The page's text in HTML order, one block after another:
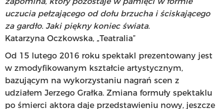
uczucia pełzającego od dołu brzucha i ściskającego
za gardło. Jaki piękny koniec świata.
Katarzyna Oczkowska, „Teatralia”
Od 15 lutego 2016 roku spektakl prezentowany jest
w zmodyfikowanym kształcie artystycznym,
bazującym na wykorzystaniu nagrań scen z
udziałem Jerzego Grałka. Zmiana formuły spektaklu
po śmierci aktora daje przedstawieniu nowy, jeszcze